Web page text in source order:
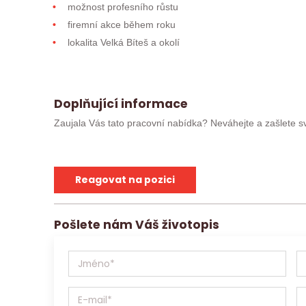
možnost profesního růstu
firemní akce během roku
lokalita Velká Bíteš a okolí
Doplňující informace
Zaujala Vás tato pracovní nabídka? Neváhejte a zašlete
absolvoval/a pohovor, můžete kontaktovat přímo
s.r.o. se sídlem v Brně, Křenová 531/69a,
materiály) zpracovávat v souladu se Zákonem o
poskytnout třetím stranám. Tým Jobs Contact se těší na
Reagovat na pozici
Pošlete nám Váš životopis